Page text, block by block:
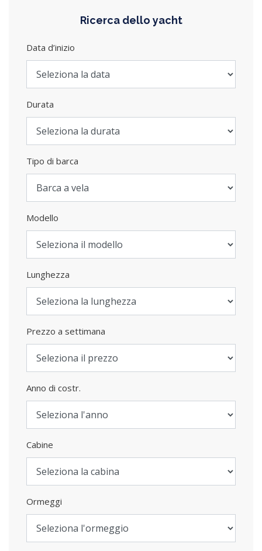
Ricerca dello yacht
Data d’inizio
Durata
Tipo di barca
Modello
Lunghezza
Prezzo a settimana
Anno di costr.
Cabine
Ormeggi